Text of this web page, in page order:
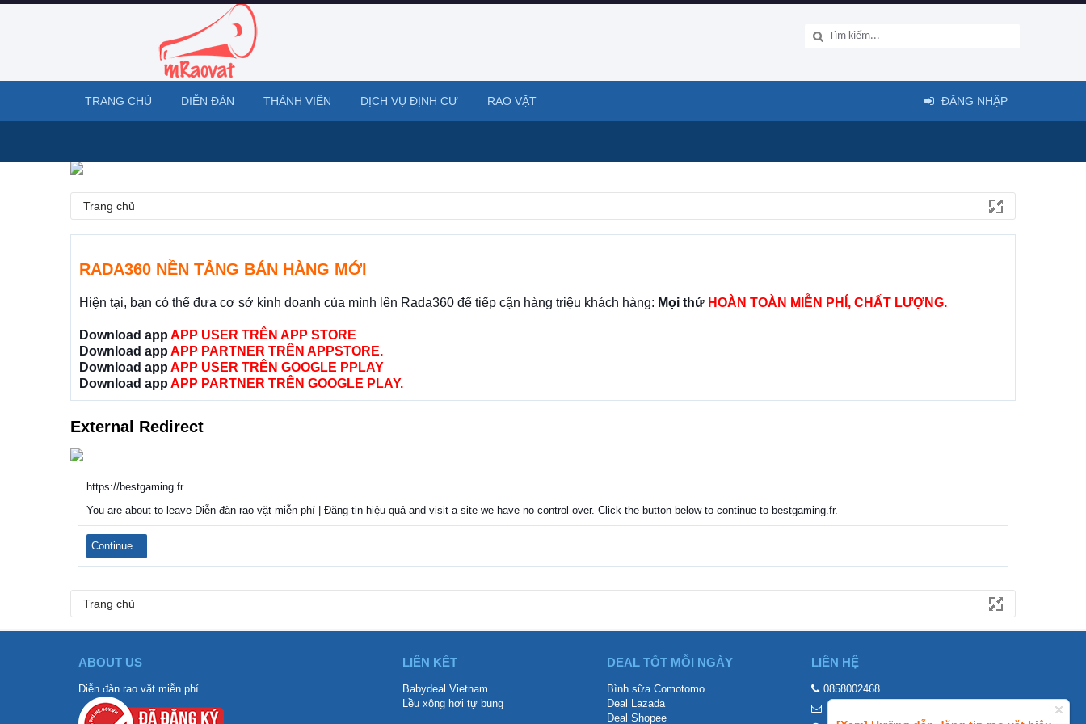
Trang chủ
RADA360 NỀN TẢNG BÁN HÀNG MỚI
Hiện tại, bạn có thể đưa cơ sở kinh doanh của mình lên Rada360 để tiếp cận hàng triệu khách hàng: Mọi thứ HOÀN TOÀN MIỄN PHÍ, CHẤT LƯỢNG.
Download app APP USER TRÊN APP STORE
Download app APP PARTNER TRÊN APPSTORE.
Download app APP USER TRÊN GOOGLE PPLAY
Download app APP PARTNER TRÊN GOOGLE PLAY.
External Redirect
https://bestgaming.fr
You are about to leave Diễn đàn rao vặt miễn phí | Đăng tin hiệu quả and visit a site we have no control over. Click the button below to continue to bestgaming.fr.
Continue...
Trang chủ
TRANG CHỦ DIỄN ĐÀN THÀNH VIÊN DỊCH VỤ ĐỊNH CƯ RAO VẶT ĐĂNG NHẬP
ABOUT US
Diễn đàn rao vặt miễn phí
LIÊN KẾT
Babydeal Vietnam
Lều xông hơi tự bung
DEAL TỐT MỖI NGÀY
Bình sữa Comotomo
Deal Lazada
Deal Shopee
LIÊN HỆ
0858002468